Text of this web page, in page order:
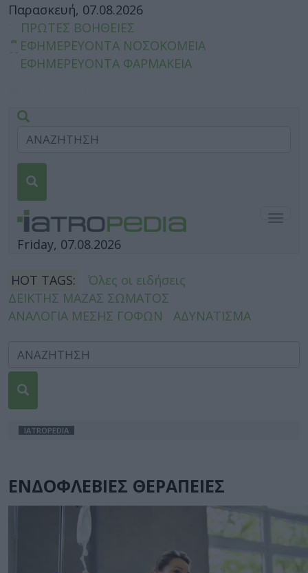
Παρασκευή, 07.08.2026
ΠΡΩΤΕΣ ΒΟΗΘΕΙΕΣ
ΕΦΗΜΕΡΕΥΟΝΤΑ ΝΟΣΟΚΟΜΕΙΑ
ΕΦΗΜΕΡΕΥΟΝΤΑ ΦΑΡΜΑΚΕΙΑ
Friday, 07.08.2026
HOT TAGS:
Όλες οι ειδήσεις
ΔΕΙΚΤΗΣ ΜΑΖΑΣ ΣΩΜΑΤΟΣ
ΑΝΑΛΟΓΙΑ ΜΕΣΗΣ ΓΟΦΩΝ
ΑΔΥΝΑΤΙΣΜΑ
IATROPEDIA
ΕΝΔΟΦΛΕΒΙΕΣ ΘΕΡΑΠΕΙΕΣ